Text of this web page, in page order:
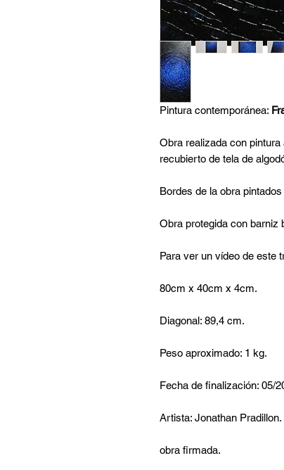
Pintura contemporánea:
Obra realizada con
recubierto de tela de
Bordes de la obra
Obra protegida con barniz
Para ver un vídeo de este
80cm x 40cm x 4cm.
Diagonal: 89,4 cm.
Peso aproximado: 1 kg.
Fecha de finalización: 05/
Artista: Jonathan Pradillon.
obra firmada.